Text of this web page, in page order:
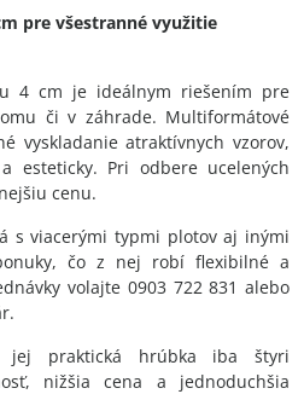
pre všestranné využitie
4 cm je ideálnym riešením pre
či v záhrade. Multiformátové
vyskladanie atraktívnych vzorov,
esteticky. Pri odbere ucelených
cenu.
s viacerými typmi plotov aj inými
čo z nej robí flexibilné a
volajte 0903 722 831 alebo
jej praktická hrúbka iba štyri
nižšia cena a jednoduchšia